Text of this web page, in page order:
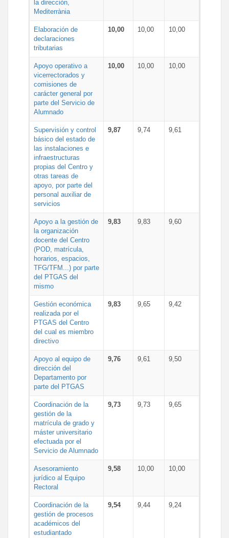
la dirección,
Mediterrània
Elaboración de
declaraciones
tributarias
10,00 10,00 10,00
Apoyo operativo a
vicerrectorados y
comisiones de
carácter general por
parte del Servicio de
Alumnado
10,00 10,00 10,00
Supervisión y control
básico del estado de
las instalaciones e
infraestructuras
propias del Centro y
otras tareas de
apoyo, por parte del
personal auxiliar de
servicios
9,87 9,74 9,61
Apoyo a la gestión de
la organización
docente del Centro
(POD, matrícula,
horarios, espacios,
TFG/TFM...) por parte
del PTGAS del
mismo
9,83 9,83 9,60
Gestión económica
realizada por el
PTGAS del Centro
del cual es miembro
directivo
9,83 9,65 9,42
Apoyo al equipo de
dirección del
Departamento por
parte del PTGAS
9,76 9,61 9,50
Coordinación de la
gestión de la
matrícula de grado y
máster universitario
efectuada por el
Servicio de Alumnado
9,73 9,73 9,65
Asesoramiento
jurídico al Equipo
Rectoral
9,58 10,00 10,00
Coordinación de la
gestión de procesos
académicos del
estudiantado
9,54 9,44 9,24